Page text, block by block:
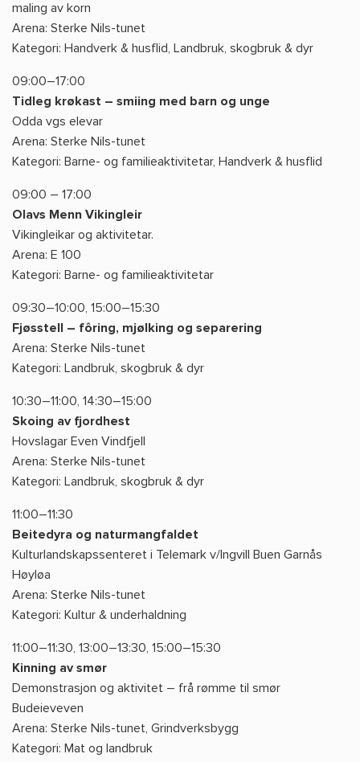
maling av korn
Arena: Sterke Nils-tunet
Kategori: Handverk & husflid, Landbruk, skogbruk & dyr
09:00–17:00
Tidleg krøkast – smiing med barn og unge
Odda vgs elevar
Arena: Sterke Nils-tunet
Kategori: Barne- og familieaktivitetar, Handverk & husflid
09:00 – 17:00
Olavs Menn Vikingleir
Vikingleikar og aktivitetar.
Arena: E 100
Kategori: Barne- og familieaktivitetar
09:30–10:00, 15:00–15:30
Fjøsstell – fôring, mjølking og separering
Arena: Sterke Nils-tunet
Kategori: Landbruk, skogbruk & dyr
10:30–11:00, 14:30–15:00
Skoing av fjordhest
Hovslagar Even Vindfjell
Arena: Sterke Nils-tunet
Kategori: Landbruk, skogbruk & dyr
11:00–11:30
Beitedyra og naturmangfaldet
Kulturlandskapssenteret i Telemark v/Ingvill Buen Garnås
Høyløa
Arena: Sterke Nils-tunet
Kategori: Kultur & underhaldning
11:00–11:30, 13:00–13:30, 15:00–15:30
Kinning av smør
Demonstrasjon og aktivitet – frå rømme til smør
Budeieveven
Arena: Sterke Nils-tunet, Grindverksbygg
Kategori: Mat og landbruk